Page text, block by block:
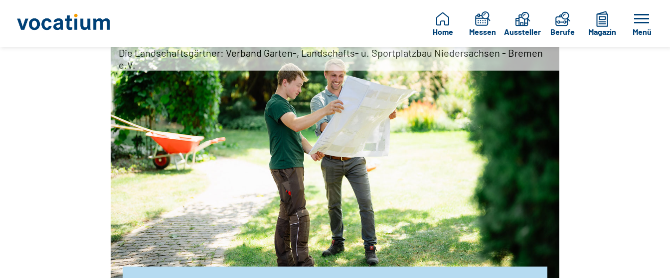
Home Messen Aussteller Berufe Magazin Menü
Die Landschaftsgärtner: Verband Garten-, Landschafts- u. Sportplatzbau Niedersachsen - Bremen
e.V.